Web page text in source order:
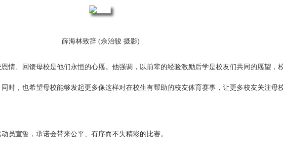
薛海林致辞 (佘治骏 摄影)
情、回馈母校是他们永恒的心愿。他强调，以前辈的经验激励后学是校友们共同的愿望，
时，也希望母校能够发起更多像这样对在校生有帮助的校友体育赛事，让更多校友关注母
员宣誓，承诺会带来公平、有序而不失精彩的比赛。